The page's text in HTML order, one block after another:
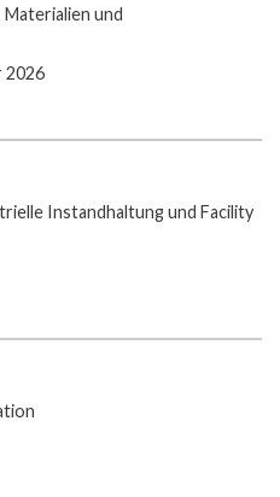
und
2026
Instandhaltung und Facility